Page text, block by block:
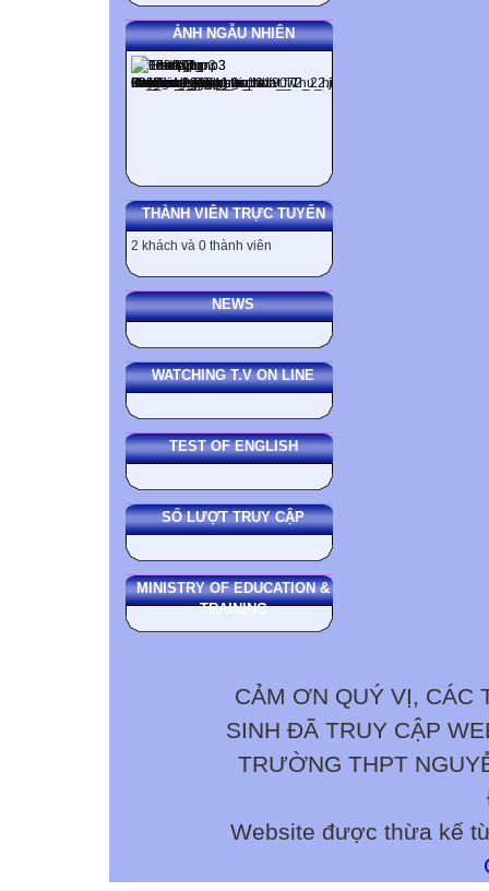
ẢNH NGẪU NHIÊN
THÀNH VIÊN TRỰC TUYẾN
2 khách và 0 thành viên
NEWS
WATCHING T.V ON LINE
TEST OF ENGLISH
SỐ LƯỢT TRUY CẬP
MINISTRY OF EDUCATION &
TRAINING
CẢM ƠN QUÝ VỊ, CÁC
SINH ĐÃ TRUY CẬP
TRƯỜNG THPT
Website được thừa kế